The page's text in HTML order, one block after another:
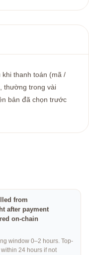
thanh toán (mã /
thường trong vài
bản đã chọn trước
from
after payment
on-chain
window 0–2 hours. Top-
24 hours if not